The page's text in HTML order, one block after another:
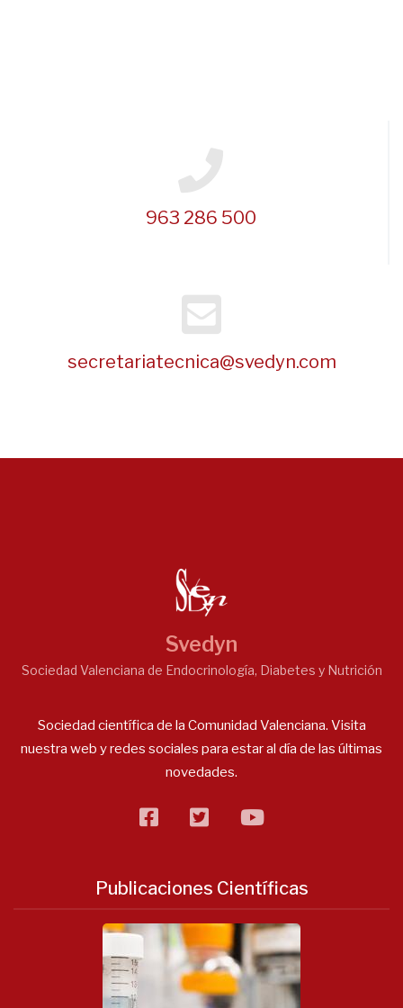
963 286 500
secretariatecnica@svedyn.com
Svedyn
Sociedad Valenciana de Endocrinología, Diabetes y Nutrición
Sociedad científica de la Comunidad Valenciana. Visita
nuestra web y redes sociales para estar al día de las últimas
novedades.
facebooktwitterflickr
Publicaciones Científicas